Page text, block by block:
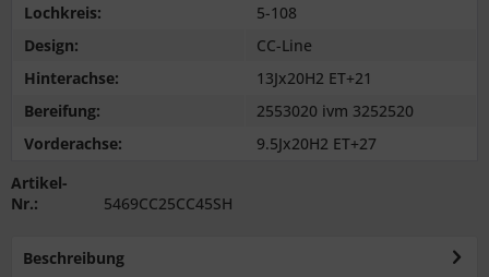
Lochkreis:
5-108
Design:
CC-Line
Hinterachse:
13Jx20H2 ET+21
Bereifung:
2553020 ivm 3252520
Vorderachse:
9.5Jx20H2 ET+27
Artikel-
Nr.:
5469CC25CC45SH
Beschreibung